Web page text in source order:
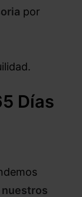
por
Días
nuestros